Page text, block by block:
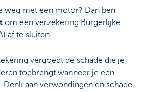
weg met een motor? Dan ben
om een verzekering Burgerlijke
af te sluiten.
vergoedt de schade die je
toebrengt wanneer je een
aan verwondingen en schade